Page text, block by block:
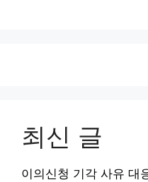
최신 글
이의신청 기각 사유 대